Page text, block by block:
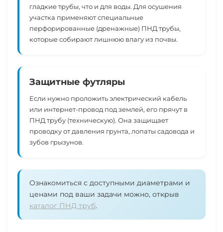
гладкие трубы, что и для воды. Для осушения
участка применяют специальные
перфорированные (дренажные) ПНД трубы,
которые собирают лишнюю влагу из почвы.
Защитные футляры
Если нужно проложить электрический кабель
или интернет-провод под землей, его прячут в
ПНД трубу (техническую). Она защищает
проводку от давления грунта, лопаты садовода и
зубов грызунов.
Ознакомиться с доступными диаметрами и
ценами под ваши задачи можно, открыв
каталог ПНД труб.